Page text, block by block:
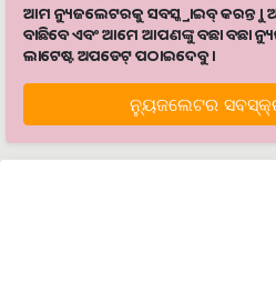
ଆମ ନ୍ୟୁଜଲେଟରକୁ ସବସ୍କ୍ରାଇବ୍ କରନ୍ତୁ
ବାଛିବେ ଏବଂ ଆମେ ଆପଣଙ୍କୁ ବଛା ବଛା
ଲାଟେଷ୍ଟ ଅପଡେଟ୍‌ ପଠାଇଦେବୁ ।
ନ୍ୟୁଜଲେଟର